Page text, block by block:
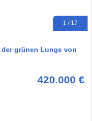
1 / 17
grünen Lunge von
420.000 €